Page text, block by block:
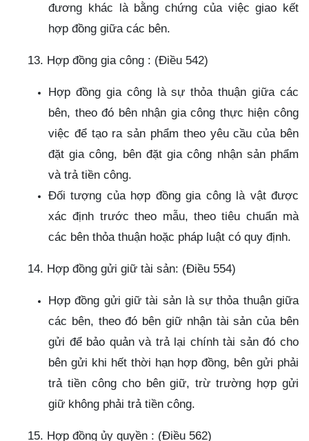
đương khác là bằng chứng của việc giao kết
hợp đồng giữa các bên.
13. Hợp đồng gia công : (Điều 542)
Hợp đồng gia công là sự thỏa thuận giữa các
bên, theo đó bên nhận gia công thực hiện công
việc để tạo ra sản phẩm theo yêu cầu của bên
đặt gia công, bên đặt gia công nhận sản phẩm
và trả tiền công.
Đối tượng của hợp đồng gia công là vật được
xác định trước theo mẫu, theo tiêu chuẩn mà
các bên thỏa thuận hoặc pháp luật có quy định.
14. Hợp đồng gửi giữ tài sản: (Điều 554)
Hợp đồng gửi giữ tài sản là sự thỏa thuận giữa
các bên, theo đó bên giữ nhận tài sản của bên
gửi để bảo quản và trả lại chính tài sản đó cho
bên gửi khi hết thời hạn hợp đồng, bên gửi phải
trả tiền công cho bên giữ, trừ trường hợp gửi
giữ không phải trả tiền công.
15. Hợp đồng ủy quyền : (Điều 562)